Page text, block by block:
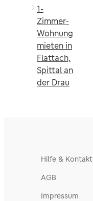
1-
Zimmer-
Wohnung
mieten in
Flattach,
Spittal an
der Drau
Hilfe & Kontakt
AGB
Impressum